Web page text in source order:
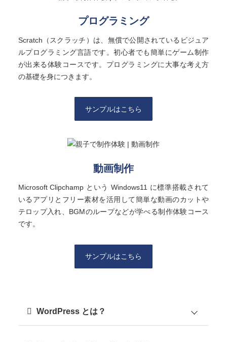
プログラミング
Scratch（スクラッチ）は、無償で公開されているビジュア
ルプログラミング言語です。初心者でも簡単にゲーム制作
が出来る体験コースです。プログラミングに大事な考え方
の基礎を身につきます。
サンプルはこちら
動画制作
Microsoft Clipchamp という Windows11 に標準搭載されて
いるアプリとフリー素材を活用して簡単な動画のカットや
テロップ入れ、BGMのループなどが学べる制作体験コース
です。
サンプルはこちら
WordPress とは？
WordPress とは？